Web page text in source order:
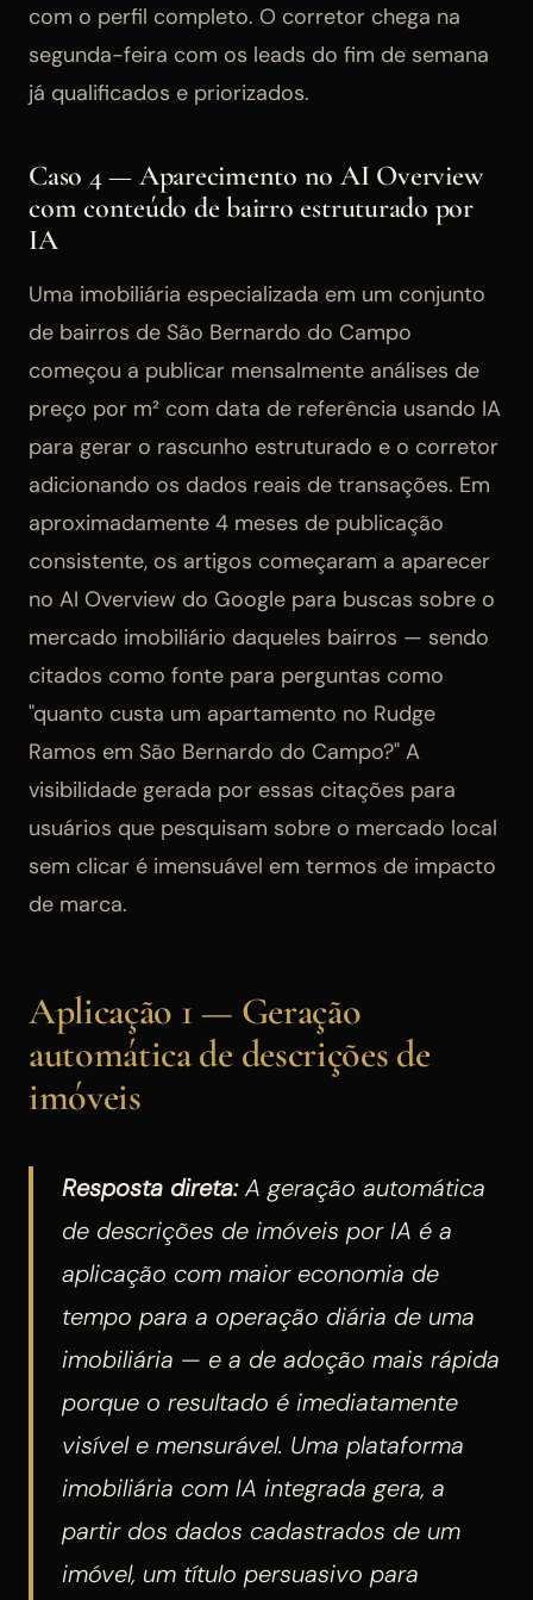
com o perfil completo. O corretor chega na
segunda-feira com os leads do fim de semana
já qualificados e priorizados.
Caso 4 — Aparecimento no AI Overview
com conteúdo de bairro estruturado por
IA
Uma imobiliária especializada em um conjunto
de bairros de São Bernardo do Campo
começou a publicar mensalmente análises de
preço por m² com data de referência usando IA
para gerar o rascunho estruturado e o corretor
adicionando os dados reais de transações. Em
aproximadamente 4 meses de publicação
consistente, os artigos começaram a aparecer
no AI Overview do Google para buscas sobre o
mercado imobiliário daqueles bairros — sendo
citados como fonte para perguntas como
"quanto custa um apartamento no Rudge
Ramos em São Bernardo do Campo?" A
visibilidade gerada por essas citações para
usuários que pesquisam sobre o mercado local
sem clicar é imensuável em termos de impacto
de marca.
Aplicação 1 — Geração
automática de descrições de
imóveis
Resposta direta:A geração automática
de descrições de imóveis por IA é a
aplicação com maior economia de
tempo para a operação diária de uma
imobiliária — e a de adoção mais rápida
porque o resultado é imediatamente
visível e mensurável. Uma plataforma
imobiliária com IA integrada gera, a
partir dos dados cadastrados de um
imóvel, um título persuasivo para